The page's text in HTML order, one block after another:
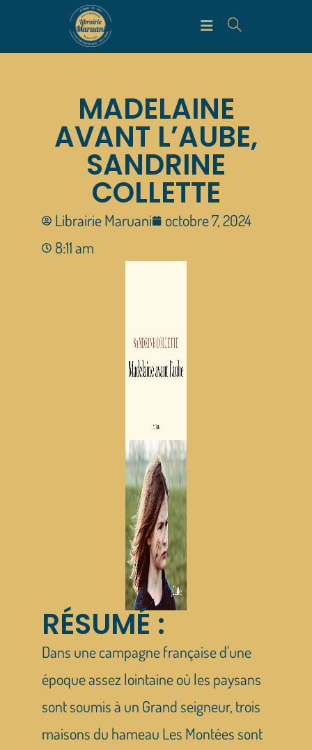
MADELAINE
AVANT L’AUBE,
SANDRINE
COLLETTE
Librairie Maruani
octobre 7, 2024
8:11 am
RÉSUMÉ :
Dans une campagne française d'une
époque assez lointaine où les paysans
sont soumis à un Grand seigneur, trois
maisons du hameau Les Montées sont